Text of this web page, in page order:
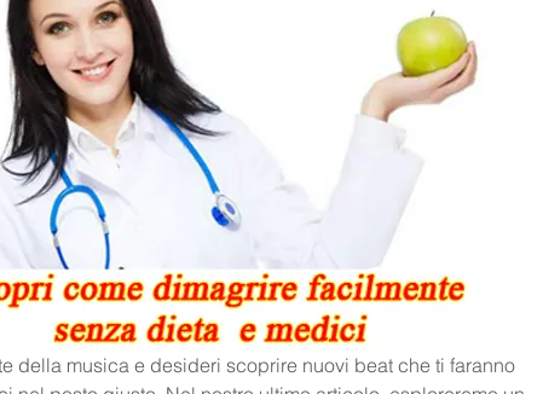
della musica e desideri scoprire nuovi beat che ti faranno